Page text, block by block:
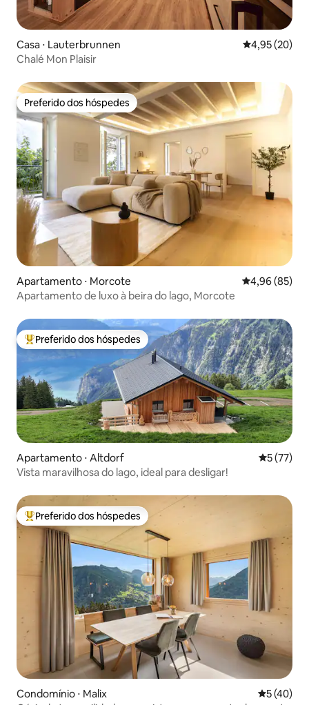
Casa ⋅ Lauterbrunnen 4,95 de uma
4,95 (20)
Chalé Mon Plaisir
Preferido dos hóspedes
Preferido dos hóspedes
Apartamento ⋅ Morcote 4,96 de uma
4,96 (85)
Apartamento de luxo à beira do lago, Morcote
Entre os melhores preferidos dos hóspedes
Preferido dos hóspedes
Apartamento ⋅ Altdorf 5 de uma
5 (77)
Vista maravilhosa do lago, ideal para desligar!
Entre os melhores preferidos dos hóspedes
Preferido dos hóspedes
Condomínio ⋅ Malix 5 de uma
5 (40)